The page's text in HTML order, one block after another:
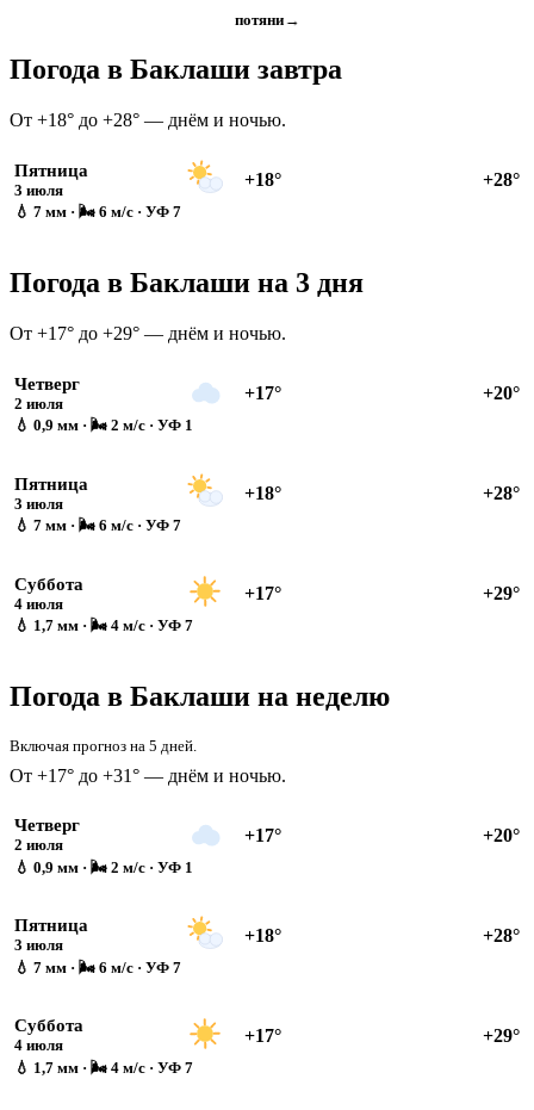
потяни →
Погода в Баклаши завтра
От +18° до +28° — днём и ночью.
Пятница
3 июля +18° +28°
💧 7 мм · 🌬 6 м/с · УФ 7
Погода в Баклаши на 3 дня
От +17° до +29° — днём и ночью.
Четверг
2 июля +17° +20°
💧 0,9 мм · 🌬 2 м/с · УФ 1
Пятница
3 июля +18° +28°
💧 7 мм · 🌬 6 м/с · УФ 7
Суббота
4 июля +17° +29°
💧 1,7 мм · 🌬 4 м/с · УФ 7
Погода в Баклаши на неделю
Включая прогноз на 5 дней.
От +17° до +31° — днём и ночью.
Четверг
2 июля +17° +20°
💧 0,9 мм · 🌬 2 м/с · УФ 1
Пятница
3 июля +18° +28°
💧 7 мм · 🌬 6 м/с · УФ 7
Суббота
4 июля +17° +29°
💧 1,7 мм · 🌬 4 м/с · УФ 7